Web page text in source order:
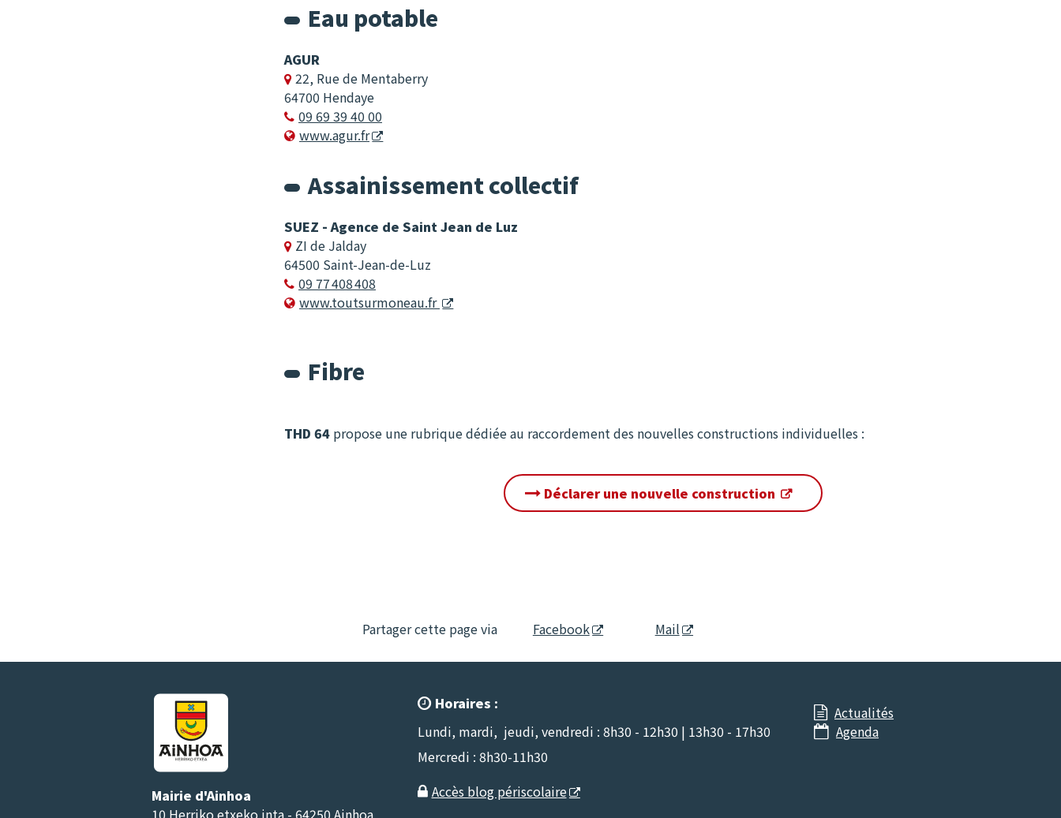
Eau potable
AGUR
 22, Rue de Mentaberry
64700 Hendaye
 09 69 39 40 00
 www.agur.fr
Assainissement collectif
SUEZ - Agence de Saint Jean de Luz
 ZI de Jalday
64500 Saint-Jean-de-Luz
 09 77 408 408
 www.toutsurmoneau.fr
Fibre
THD 64 propose une rubrique dédiée au raccordement des nouvelles constructions individuelles :
Déclarer une nouvelle construction
Partager cette page via Facebook Mail
Mairie d'Ainhoa
10 Herriko etxeko inta - 64250 Ainhoa
 Horaires :
Lundi, mardi, jeudi, vendredi : 8h30 - 12h30 | 13h30 - 17h30
Mercredi : 8h30-11h30
 Accès blog périscolaire
 Actualités
 Agenda